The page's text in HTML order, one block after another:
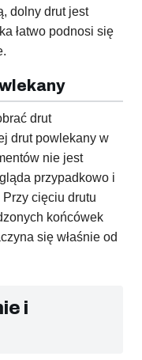
dolny drut jest
łatwo podnosi się
drut
drut powlekany w
nie jest
przypadkowo i
Przy cięciu drutu
końcówek
się właśnie od
i